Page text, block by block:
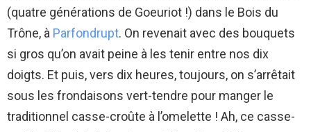
(quatre générations de Goeuriot !) dans le Bois du
Trône, à Parfondrupt. On revenait avec des bouquets
si gros qu’on avait peine à les tenir entre nos dix
doigts. Et puis, vers dix heures, toujours, on s’arrêtait
sous les frondaisons vert-tendre pour manger le
traditionnel casse-croûte à l’omelette ! Ah, ce casse-